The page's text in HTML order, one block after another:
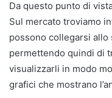
Da questo punto di
Sul mercato troviamo
possono collegarsi
permettendo quindi di
visualizzarli in modo
grafici che mostrano